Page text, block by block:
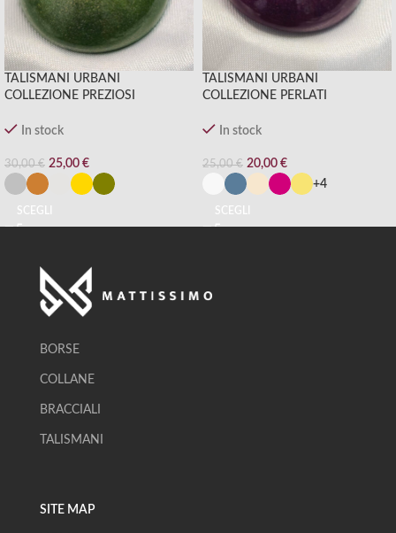
TALISMANI URBANI
COLLEZIONE PREZIOSI
In stock
30,00€ 25,00 €
SCEGLI
TALISMANI URBANI
COLLEZIONE PERLATI
In stock
25,00€ 20,00 €
+4
SCEGLI
BORSE
COLLANE
BRACCIALI
TALISMANI
SITE MAP